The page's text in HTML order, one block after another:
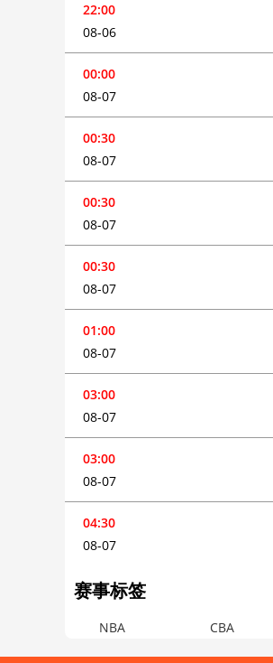
22:00
08-06
00:00
08-07
00:30
08-07
00:30
08-07
00:30
08-07
01:00
08-07
03:00
08-07
03:00
08-07
04:30
08-07
赛事标签
NBA CBA